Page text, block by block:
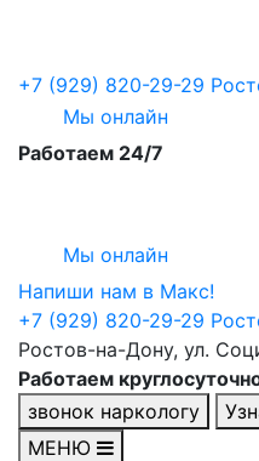
+7 (929) 820-29-29
Мы онлайн
Работаем 24/7
Мы онлайн
Напиши нам в Maкс!
+7 (929) 820-29-29
Ростов-на-Дону, ул.
Работаем
звонок наркологу
МЕНЮ